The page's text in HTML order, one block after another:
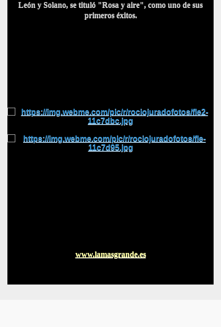
León y Solano, se tituló "Rosa y aire", como uno de sus
primeros éxitos.
www.lamasgrande.es